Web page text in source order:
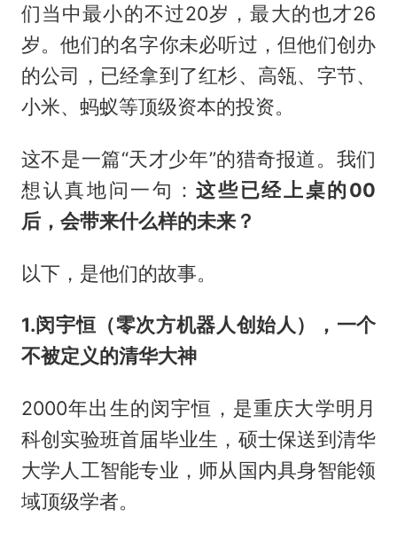
们当中最小的不过20岁，最大的也才26
岁。他们的名字你未必听过，但他们创办
的公司，已经拿到了红杉、高瓴、字节、
小米、蚂蚁等顶级资本的投资。
这不是一篇“天才少年”的猎奇报道。我们
想认真地问一句：这些已经上桌的00
后，会带来什么样的未来？
以下，是他们的故事。
1.闵宇恒（零次方机器人创始人），一个
不被定义的清华大神
2000年出生的闵宇恒，是重庆大学明月
科创实验班首届毕业生，硕士保送到清华
大学人工智能专业，师从国内具身智能领
域顶级学者。